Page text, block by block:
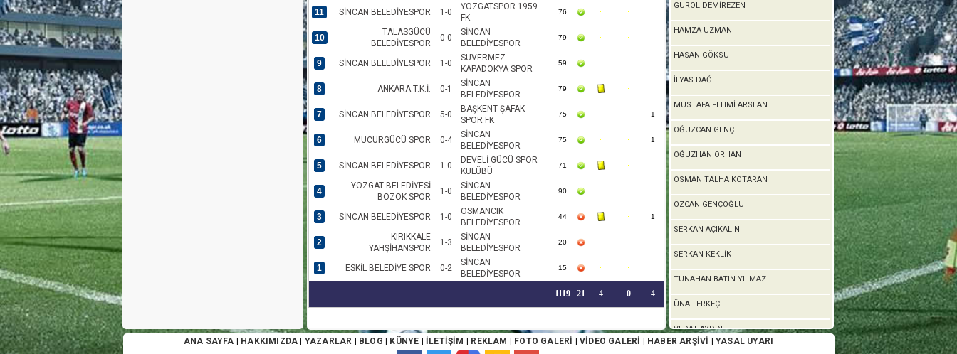
11 SİNCAN BELEDİYESPOR 1-0
YOZGATSPOR 1959
FK
76
10
TALASGÜCÜ
BELEDİYESPOR
0-0
SİNCAN
BELEDİYESPOR
79
9 SİNCAN BELEDİYESPOR 1-0
SUVERMEZ
KAPADOKYA SPOR
59
8 ANKARA T.K.İ. 0-1
SİNCAN
BELEDİYESPOR
79
7 SİNCAN BELEDİYESPOR 5-0
BAŞKENT ŞAFAK
SPOR FK
75 1
6 MUCURGÜCÜ SPOR 0-4
SİNCAN
BELEDİYESPOR
75 1
5 SİNCAN BELEDİYESPOR 1-0
DEVELİ GÜCÜ SPOR
KULÜBÜ
71
4
YOZGAT BELEDİYESİ
BOZOK SPOR
1-0
SİNCAN
BELEDİYESPOR
90
3 SİNCAN BELEDİYESPOR 1-0
OSMANCIK
BELEDİYESPOR
44 1
2
KIRIKKALE
YAHŞİHANSPOR
1-3
SİNCAN
BELEDİYESPOR
20
1 ESKİL BELEDİYE SPOR 0-2
SİNCAN
BELEDİYESPOR
15
1119 21 4 0 4
GÜROL DEMİREZEN
HAMZA UZMAN
HASAN GÖKSU
İLYAS DAĞ
MUSTAFA FEHMİ ARSLAN
OĞUZCAN GENÇ
OĞUZHAN ORHAN
OSMAN TALHA KOTARAN
ÖZCAN GENÇOĞLU
SERKAN AÇIKALIN
SERKAN KEKLİK
TUNAHAN BATIN YILMAZ
ÜNAL ERKEÇ
VEDAT AYDIN
ANA SAYFA HAKKIMIZDA YAZARLAR BLOG KÜNYE İLETİŞİM REKLAM FOTO GALERİ VİDEO GALERİ HABER ARŞİVİ YASAL UYARI